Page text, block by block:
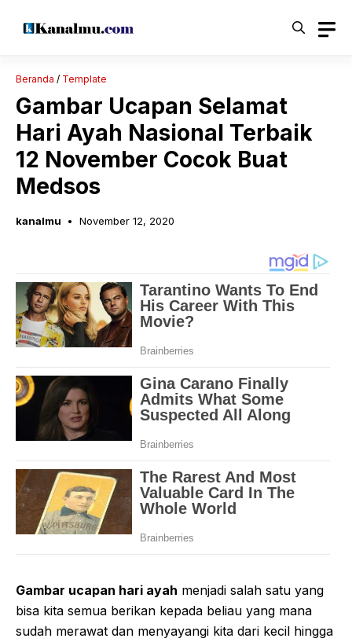
Beranda / Template
Gambar Ucapan Selamat
Hari Ayah Nasional Terbaik
12 November Cocok Buat
Medsos
kanalmu November 12, 2020
Gambar ucapan hari ayah menjadi salah satu yang
bisa kita semua berikan kepada beliau yang mana
sudah merawat dan menyayangi kita dari kecil hingga